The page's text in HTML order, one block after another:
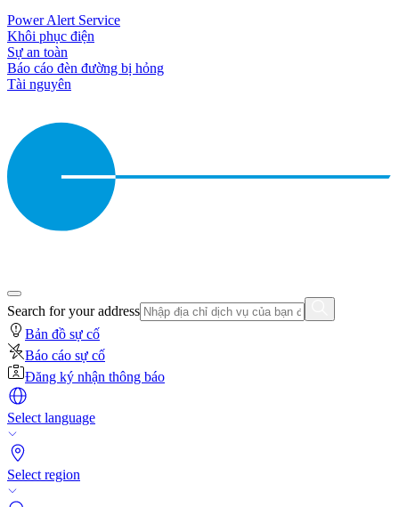
Power Alert Service
Khôi phục điện
Sự an toàn
Báo cáo đèn đường bị hỏng
Tài nguyên
Search for your address
Bản đồ sự cố
Báo cáo sự cố
Đăng ký nhận thông báo
Select language
Select region